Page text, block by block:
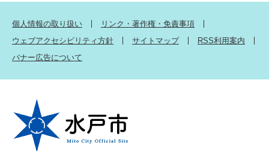
個人情報の取り扱い
リンク・著作権・免責事項
ウェブアクセシビリティ方針
サイトマップ
RSS利用案内
バナー広告について